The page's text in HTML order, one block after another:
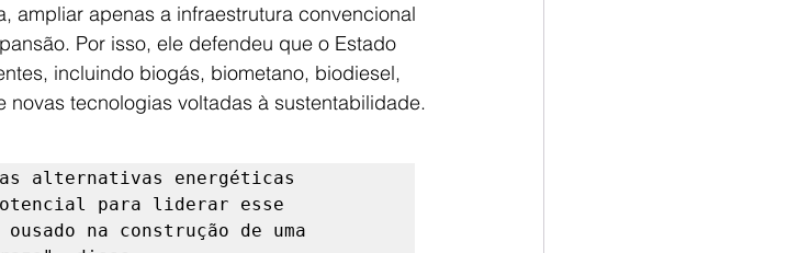
ampliar apenas a infraestrutura convencional
Por isso, ele defendeu que o Estado
incluindo biogás, biometano, biodiesel,
novas tecnologias voltadas à sustentabilidade.
as alternativas energéticas
para liderar esse
na construção de uma